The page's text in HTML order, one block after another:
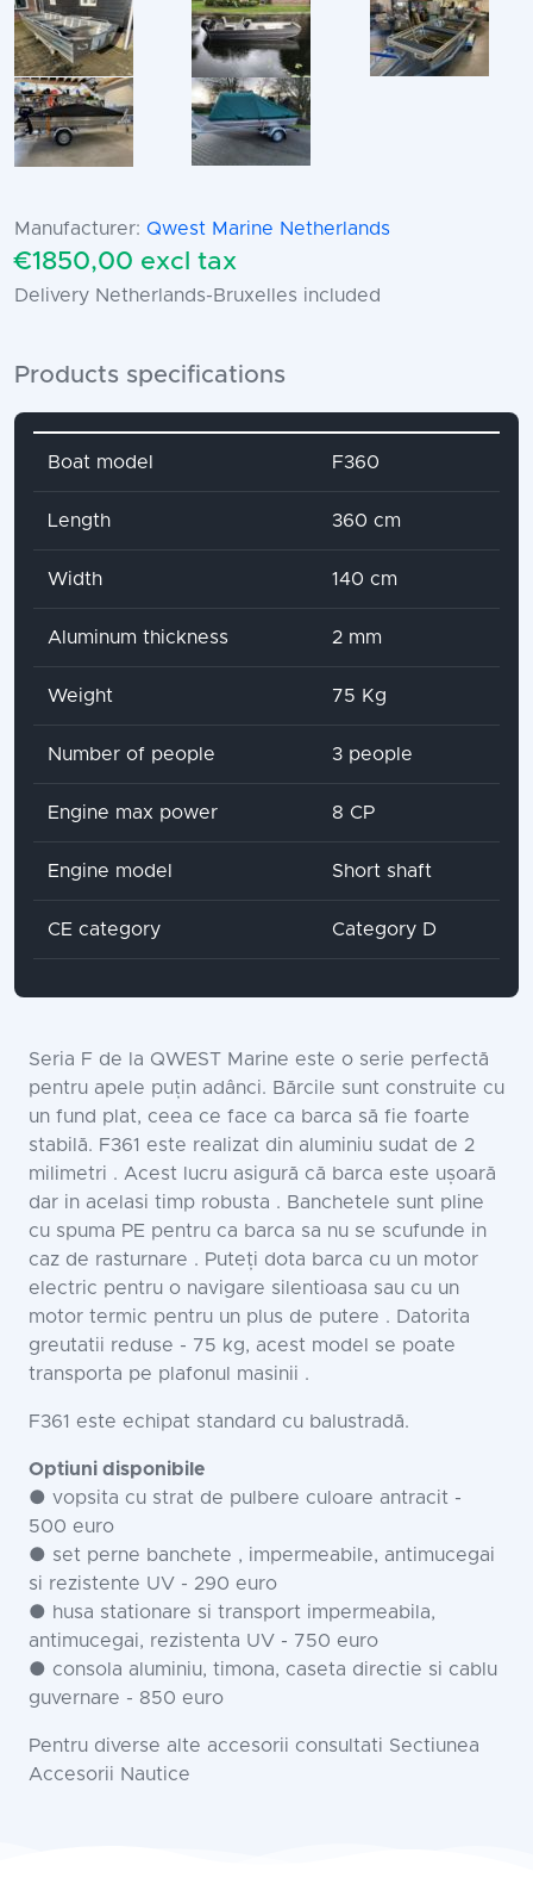
Manufacturer: Qwest Marine Netherlands
€1850,00 excl tax
Delivery Netherlands-Bruxelles included
Products specifications
Attribute name Attribute value
Boat model F360
Length 360 cm
Width 140 cm
Aluminum thickness 2 mm
Weight 75 Kg
Number of people 3 people
Engine max power 8 CP
Engine model Short shaft
CE category Category D
Seria F de la QWEST Marine este o serie perfectă
pentru apele puțin adânci. Bărcile sunt construite cu
un fund plat, ceea ce face ca barca să fie foarte
stabilă. F361 este realizat din aluminiu sudat de 2
milimetri . Acest lucru asigură că barca este ușoară
dar in acelasi timp robusta . Banchetele sunt pline
cu spuma PE pentru ca barca sa nu se scufunde in
caz de rasturnare . Puteți dota barca cu un motor
electric pentru o navigare silentioasa sau cu un
motor termic pentru un plus de putere . Datorita
greutatii reduse - 75 kg, acest model se poate
transporta pe plafonul masinii .
F361 este echipat standard cu balustradă.
Optiuni disponibile
● vopsita cu strat de pulbere culoare antracit -
500 euro
● set perne banchete , impermeabile, antimucegai
si rezistente UV - 290 euro
● husa stationare si transport impermeabila,
antimucegai, rezistenta UV - 750 euro
● consola aluminiu, timona, caseta directie si cablu
guvernare - 850 euro
Pentru diverse alte accesorii consultati Sectiunea
Accesorii Nautice